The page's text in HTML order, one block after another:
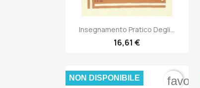
 Anteprima
Insegnamento Pratico Degli...
16,61 €
NON DISPONIBILE